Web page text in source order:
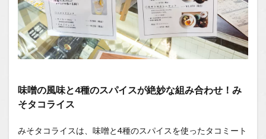
1.2
You
Tube
1.2.1
はいし
You
Tubeチ
味噌の風味と4種のスパイスが絶妙な組み合わせ！み
そタコライス
みそタコライスは、味噌と4種のスパイスを使ったタコミート